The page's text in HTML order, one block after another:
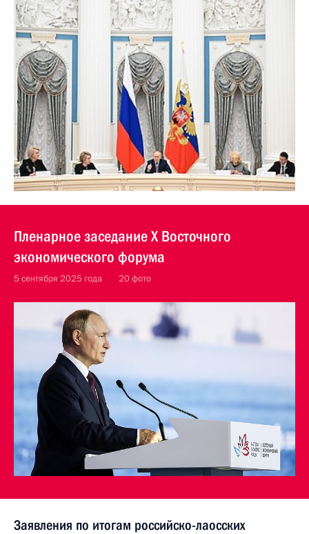
Пленарное заседание X Восточного
экономического форума
5 сентября 2025 года 20 фото
Заявления по итогам российско-лаосских